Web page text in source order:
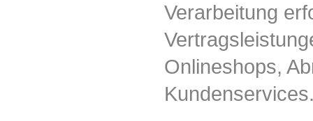
Verarbeitung
Onlineshops,